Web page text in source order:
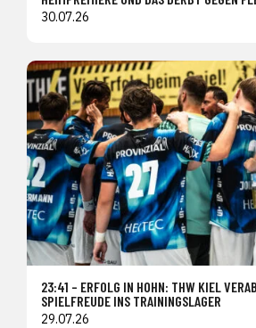
30.07.26
23:41 – ERFOLG IN HOHN: THW KIEL
SPIELFREUDE INS TRAININGSLAGER
29.07.26